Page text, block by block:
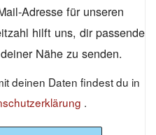
Adresse für unseren
hilft uns, dir passende
Nähe zu senden.
deinen Daten findest du in
.